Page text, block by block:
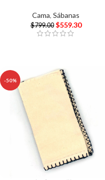
Cama, Sábanas
$799.00 $559.30
-50%